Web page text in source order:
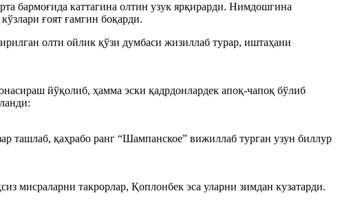
бармоғида каттагина олтин узук ярқирарди. Нимдошгина
ғоят ғамгин боқарди.
олти ойлик қўзи думбаси жизиллаб турар, иштаҳани
йўқолиб, ҳамма эски қадрдонлардек апоқ-чапоқ бўлиб
ташлаб, қаҳрабо ранг “Шампанское” вижиллаб турган узун биллур
мисраларни такрорлар, Қоплонбек эса уларни зимдан кузатарди.